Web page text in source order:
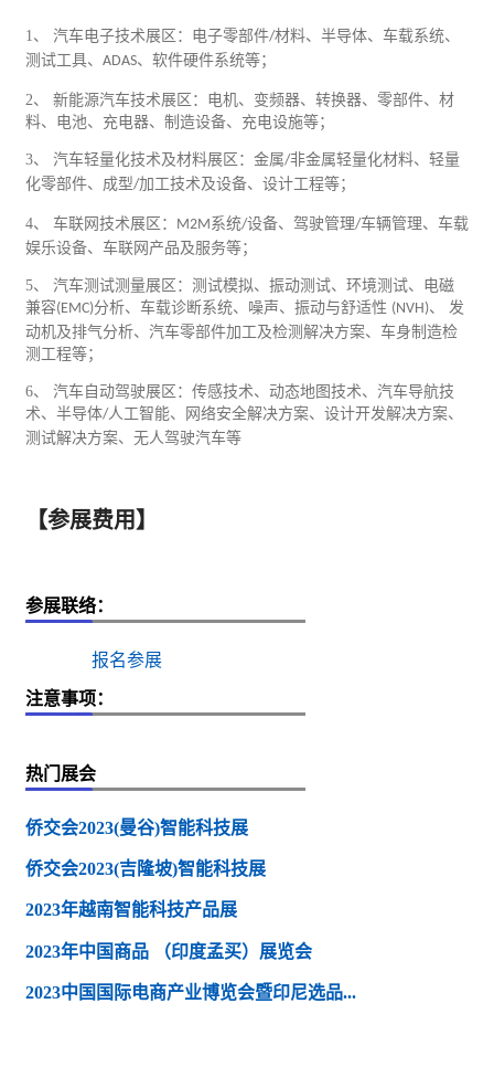
1 、 汽车 电子技术展区：电子零部件/材料、半导体、车载系统、
测试工具、 ADAS、软件硬件系统等；
2、 新能源汽车技术展区：电机、变频器、转换器、零部件、材
料、电池、充电器、制造设备、充电设施等；
3、 汽车轻量化技术及材料展区：金属/非金属轻量化材料、轻量
化零部件、成型/加工技术及设备、设计工程等；
4、 车联网技术展区： M2M 系统/设备、驾驶管理/车辆管理、车载
娱乐设备、车联网产品及服务等；
5、 汽车测试测量展区：测试模拟、振动测试、环境测试、电磁
兼容(EMC)分析、车载诊断系统、噪声、振动与舒适性 (NVH)、 发
动机及排气分析、汽车零部件加工及检测解决方案、车身制造检
测工程等；
6、 汽车自动驾驶展区：传感技术、动态地图技术、汽车导航技
术、半导体/人工智能、网络安全解决方案、设计开发解决方案、
测试解决方案、无人驾驶汽车等
【参展费用】
参展联络：
报名参展
注意事项：
热门展会
侨交会2023(曼谷)智能科技展
侨交会2023(吉隆坡)智能科技展
2023年越南智能科技产品展
2023年中国商品 （印度孟买）展览会
2023中国国际电商产业博览会暨印尼选品...